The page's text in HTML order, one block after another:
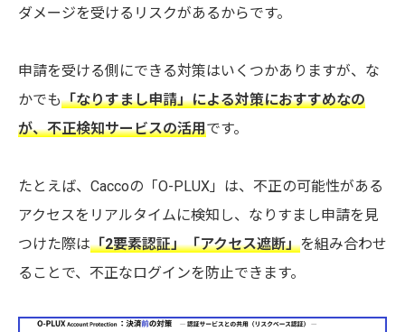
ダメージを受けるリスクがあるからです。
申請を受ける側にできる対策はいくつかありますが、な
かでも「なりすまし申請」による対策におすすめなの
が、不正検知サービスの活用です。
たとえば、Caccoの「O-PLUX」は、不正の可能性がある
アクセスをリアルタイムに検知し、なりすまし申請を見
つけた際は「2要素認証」「アクセス遮断」を組み合わせ
ることで、不正なログインを防止できます。